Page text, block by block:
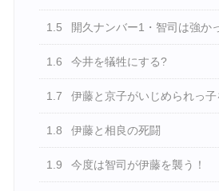
1.5 開久ナンバー1・智司は強か
1.6 今井を犠牲にする?
1.7 伊藤と京子がいじめられっ子
1.8 伊藤と相良の死闘
1.9 今度は智司が伊藤を襲う！